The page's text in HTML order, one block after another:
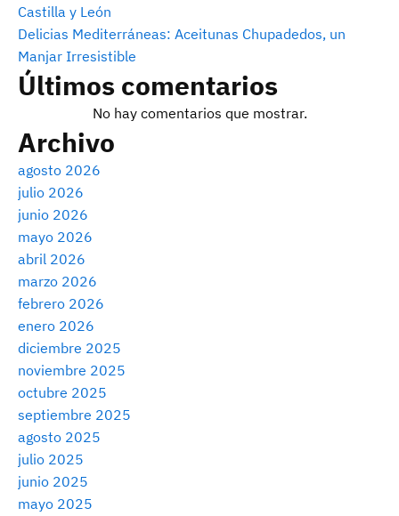
Castilla y León
Delicias Mediterráneas: Aceitunas Chupadedos, un
Manjar Irresistible
Últimos comentarios
No hay comentarios que mostrar.
Archivo
agosto 2026
julio 2026
junio 2026
mayo 2026
abril 2026
marzo 2026
febrero 2026
enero 2026
diciembre 2025
noviembre 2025
octubre 2025
septiembre 2025
agosto 2025
julio 2025
junio 2025
mayo 2025